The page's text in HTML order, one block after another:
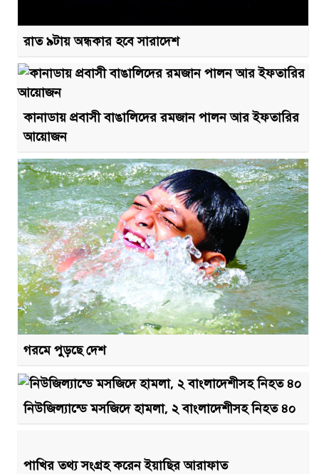
রাত ৯টায় অন্ধকার হবে সারাদেশ
কানাডায় প্রবাসী বাঙালিদের রমজান পালন আর ইফতারির
আয়োজন
গরমে পুড়ছে দেশ
নিউজিল্যান্ডে মসজিদে হামলা, ২ বাংলাদেশীসহ নিহত ৪০
পাখির তথ্য সংগ্রহ করেন ইয়াছির আরাফাত